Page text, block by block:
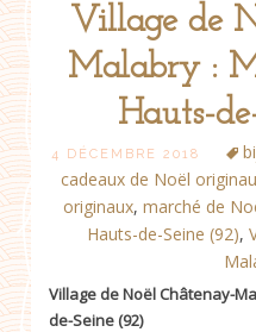
Village de
Malabry :
Hauts-
4 DÉCEMBRE 2018
cadeaux de Noël
originaux, marché de
Hauts-de-Seine (92),
Village de Noël Châtenay-
de-Seine (92)
Posts